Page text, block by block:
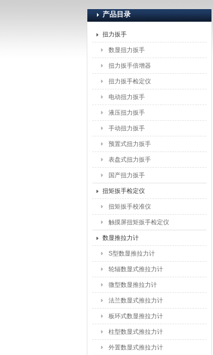
产品目录
扭力扳手
数显扭力扳手
扭力扳手倍增器
扭力扳手检定仪
电动扭力扳手
液压扭力扳手
手动扭力扳手
预置式扭力扳手
表盘式扭力扳手
国产扭力扳手
扭矩扳手检定仪
扭矩扳手校准仪
触摸屏扭矩扳手检定仪
数显推拉力计
S型数显推拉力计
轮辐数显式推拉力计
微型数显推拉力计
法兰数显式推拉力计
板环式数显推拉力计
柱型数显式推拉力计
外置数显式推拉力计